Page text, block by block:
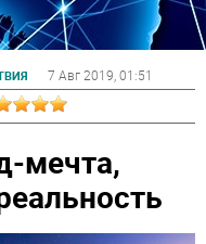
7 Авг 2019 , 01:51
мечта,